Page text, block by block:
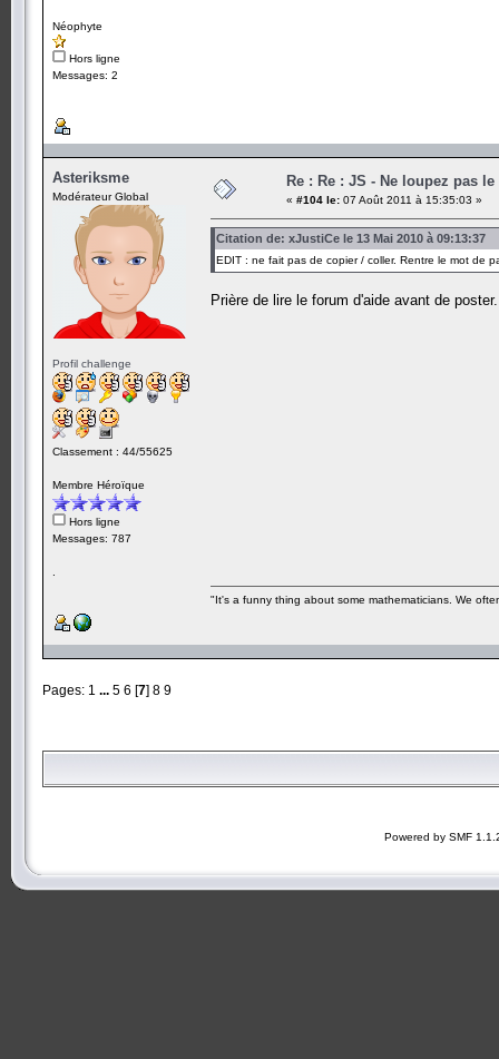
Néophyte
Hors ligne
Messages: 2
Asteriksme
Modérateur Global
Profil challenge
Classement : 44/55625
Membre Héroïque
Hors ligne
Messages: 787
Re : Re : JS - Ne loupez pas
« #104 le: 07 Août 2011 à 15:35:03 »
Citation de: xJustiCe le 13 Mai 2010 à 09:13:37
EDIT : ne fait pas de copier / coller. Rentre le mot de
Prière de lire le forum d'aide avant de poster.
"It's a funny thing about some mathematicians. We
Pages: 1 ... 5 6 [7] 8 9
Powered by SMF